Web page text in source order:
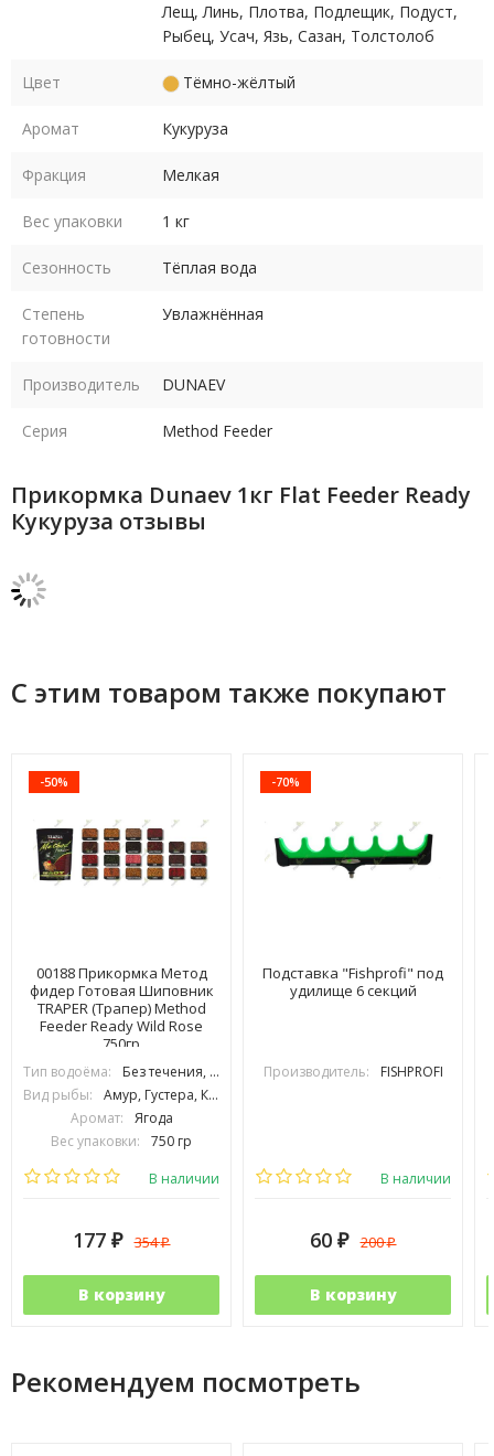
Лещ, Линь, Плотва, Подлещик, Подуст,
Рыбец, Усач, Язь, Сазан, Толстолоб
Цвет Тёмно-жёлтый
Аромат Кукуруза
Фракция Мелкая
Вес упаковки 1 кг
Сезонность Тёплая вода
Степень
готовности
Увлажнённая
Производитель DUNAEV
Серия Method Feeder
Прикормка Dunaev 1кг Flat Feeder Ready
Кукуруза отзывы
С этим товаром также покупают
-50%
00188 Прикормка Метод
фидер Готовая Шиповник
TRAPER (Трапер) Method
Feeder Ready Wild Rose
750гр
Тип водоёма:
Без течения, С течением
Вид рыбы:
Амур, Густера, Карась, Карп, Лещ, Плотва, Подлещик, Подуст, Рыбец, Усач, Язь
Аромат:
Ягода
Вес упаковки:
750 гр
Сезонность:
В наличии
177 ₽ 354₽
В корзину
-70%
Подставка "Fishprofi" под
удилище 6 секций
Производитель: FISHPROFI
В наличии
60 ₽ 200₽
В корзину
Рекомендуем посмотреть